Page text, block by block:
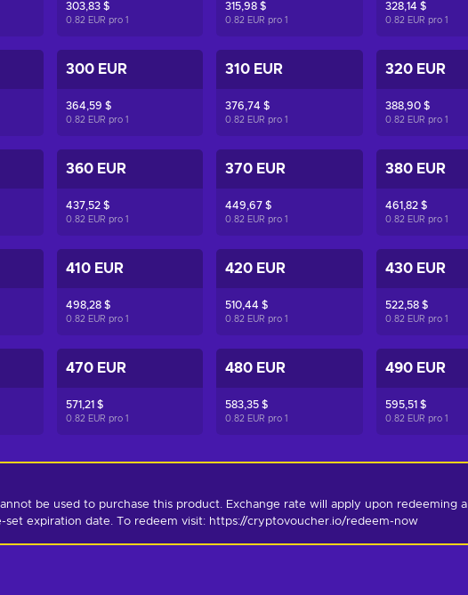
303,83 $
0.82 EUR pro 1
315,98 $
0.82 EUR pro1
328,14 $
0.82 EUR pro1
300 EUR
364,59 $
0.82 EUR pro 1
310 EUR
376,74 $
0.82 EUR pro1
320 EUR
388,90 $
0.82 EUR pro1
360 EUR
437,52 $
0.82 EUR pro 1
370 EUR
449,67 $
0.82 EUR pro1
380 EUR
461,82 $
0.82 EUR pro1
410 EUR
498,28 $
0.82 EUR pro 1
420 EUR
510,44 $
0.82 EUR pro1
430 EUR
522,58 $
0.82 EUR pro1
470 EUR
571,21 $
0.82 EUR pro 1
480 EUR
583,35 $
0.82 EUR pro1
490 EUR
595,51 $
0.82 EUR pro1
be used to purchase this product. Exchange rate will apply upon redeeming a
set expiration date. To redeem visit: https://cryptovoucher.io/redeem-now